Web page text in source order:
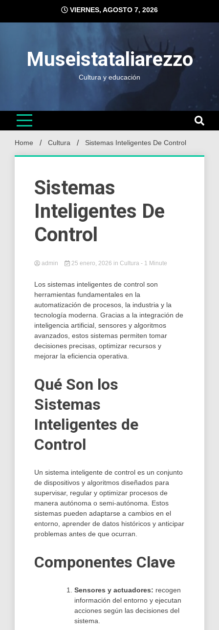
content
VIERNES, AGOSTO 7, 2026
Museistataliarezzo
Cultura y educación
Home Cultura Sistemas Inteligentes De Control
Sistemas
Inteligentes De
Control
admin 25 enero, 2026 in Cultura - 1 Minute
Los sistemas inteligentes de control son
herramientas fundamentales en la
automatización de procesos, la industria y la
tecnología moderna. Gracias a la integración de
inteligencia artificial, sensores y algoritmos
avanzados, estos sistemas permiten tomar
decisiones precisas, optimizar recursos y
mejorar la eficiencia operativa.
Qué Son los
Sistemas
Inteligentes de
Control
Un sistema inteligente de control es un conjunto
de dispositivos y algoritmos diseñados para
supervisar, regular y optimizar procesos de
manera autónoma o semi-autónoma. Estos
sistemas pueden adaptarse a cambios en el
entorno, aprender de datos históricos y anticipar
problemas antes de que ocurran.
Componentes Clave
Sensores y actuadores: recogen
información del entorno y ejecutan
acciones según las decisiones del
sistema.